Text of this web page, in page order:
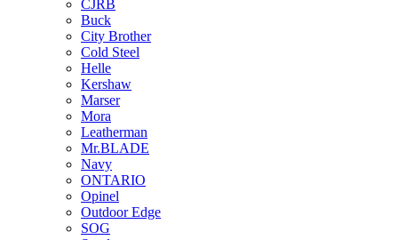
CJRB
Buck
City Brother
Cold Steel
Helle
Kershaw
Marser
Mora
Leatherman
Mr.BLADE
Navy
ONTARIO
Opinel
Outdoor Edge
SOG